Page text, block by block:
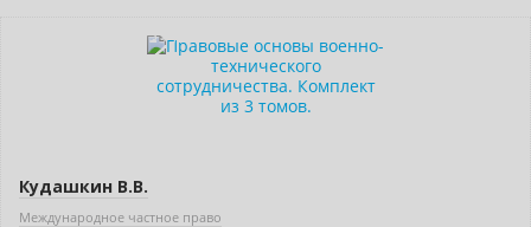
–10% (скидка 395 ₽)
Кудашкин В.В.
Международное частное право